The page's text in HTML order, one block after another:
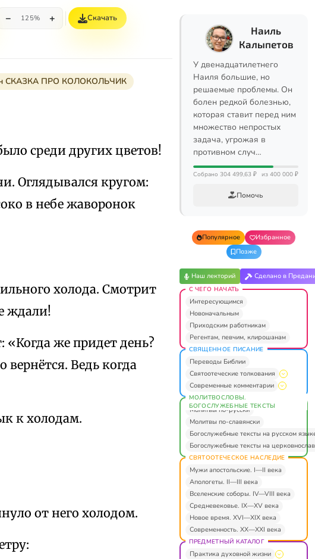
− 125% + Скачать
СКАЗКА ПРО КОЛОКОЛЬЧИК
среди других цветов!
Оглядывался кругом:
в небе жаворонок
холода. Смотрит
ждали!
«Когда же придет день?
Ведь когда
к холодам.
от него холодом.
Наиль
Калыпетов
У двенадцатилетнего
Наиля большие, но
решаемые проблемы. Он
болен редкой болезнью,
которая ставит перед ним
множество непростых
задача, угрожая в
противном случ…
Собрано 304 499,63 ₽ из 400 000 ₽
Помочь
Популярное
Избранное
Позже
Наш лекторий Сделано в
С ЧЕГО НАЧАТЬ
Интересующимся
Новоначальным
Приходским работникам
Регентам, певчим, клирошанам
СВЯЩЕННОЕ ПИСАНИЕ
Переводы Библии
Святоотеческие толкования
Современные комментарии
МОЛИТВОСЛОВЫ.
БОГОСЛУЖЕБНЫЕ ТЕКСТЫ
Молитвы по-русски
Молитвы по-славянски
Богослужебные тексты на русском
Богослужебные тексты на
СВЯТООТЕЧЕСКОЕ НАСЛЕДИЕ
Мужи апостольские. I—II века
Апологеты. II—III века
Вселенские соборы. IV—VIII века
Средневековье. IX—XV века
Новое время. XVI—XIX века
Современность. XX—XXI века
ПРЕДМЕТНЫЙ КАТАЛОГ
Практика духовной жизни